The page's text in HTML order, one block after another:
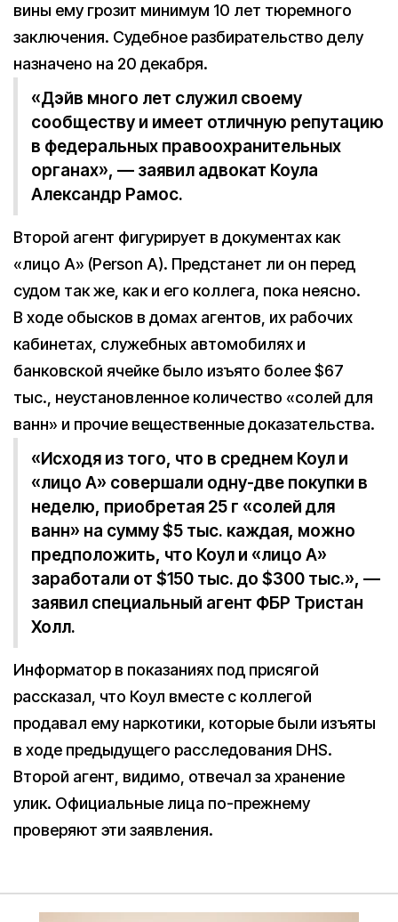
вины ему грозит минимум 10 лет тюремного
заключения. Судебное разбирательство делу
назначено на 20 декабря.
«Дэйв много лет служил своему
сообществу и имеет отличную репутацию
в федеральных правоохранительных
органах», — заявил адвокат Коула
Александр Рамос.
Второй агент фигурирует в документах как
«лицо А» (Person A). Предстанет ли он перед
судом так же, как и его коллега, пока неясно.
В ходе обысков в домах агентов, их рабочих
кабинетах, служебных автомобилях и
банковской ячейке было изъято более $67
тыс., неустановленное количество «солей для
ванн» и прочие вещественные доказательства.
«Исходя из того, что в среднем Коул и
«лицо А» совершали одну-две покупки в
неделю, приобретая 25 г «солей для
ванн» на сумму $5 тыс. каждая, можно
предположить, что Коул и «лицо А»
заработали от $150 тыс. до $300 тыс.», —
заявил специальный агент ФБР Тристан
Холл.
Информатор в показаниях под присягой
рассказал, что Коул вместе с коллегой
продавал ему наркотики, которые были изъяты
в ходе предыдущего расследования DHS.
Второй агент, видимо, отвечал за хранение
улик. Официальные лица по-прежнему
проверяют эти заявления.